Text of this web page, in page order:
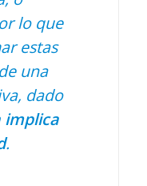
lo que
estas
una
dado
implica
.